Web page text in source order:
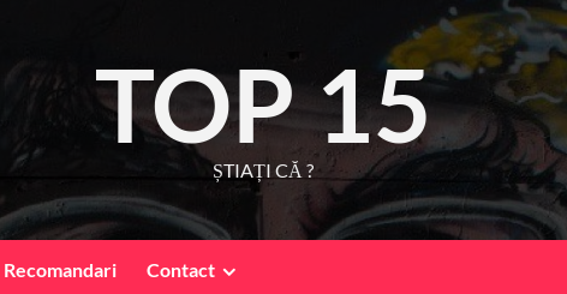
TOP 15
ȘTIAȚI CĂ ?
Recomandari Contact